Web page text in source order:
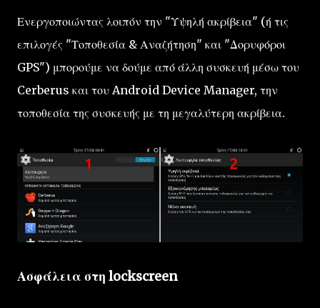
Ενεργοποιώντας λοιπόν την "Υψηλή ακρίβεια" (ή τις
επιλογές "Τοποθεσία & Αναζήτηση" και "Δορυφόροι
GPS") μπορούμε να δούμε από άλλη συσκευή μέσω του
Cerberus και του Android Device Manager, την
τοποθεσία της συσκευής με τη μεγαλύτερη ακρίβεια.
Ασφάλεια στη lockscreen